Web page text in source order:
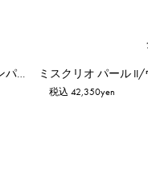
ミスクリオ パール/ロングウォレット/シャンパンゴールド ミスクリオ パール
税込 42,350yen